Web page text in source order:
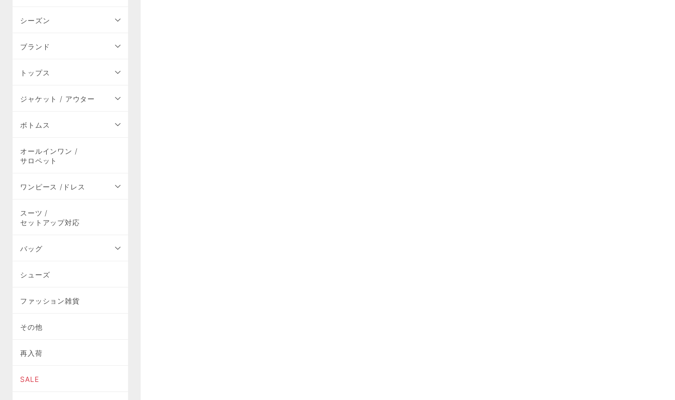
シーズン
ブランド
トップス
ジャケット / アウター
ボトムス
オールインワン /
サロペット
ワンピース /ドレス
スーツ /
セットアップ対応
バッグ
シューズ
ファッション雑貨
その他
再入荷
SALE